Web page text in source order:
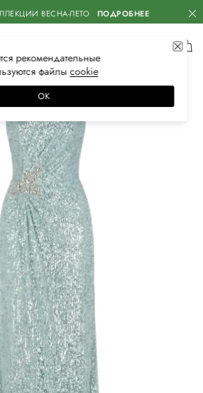
ВЕСНА-ЛЕТО ПОДРОБНЕЕ
Платья Вечерние
рекомендательные
файлысооkiе
ОК